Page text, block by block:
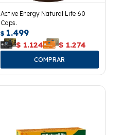
Active Energy Natural Life 60
Caps.
$ 1.499
$ 1.124 $ 1.274